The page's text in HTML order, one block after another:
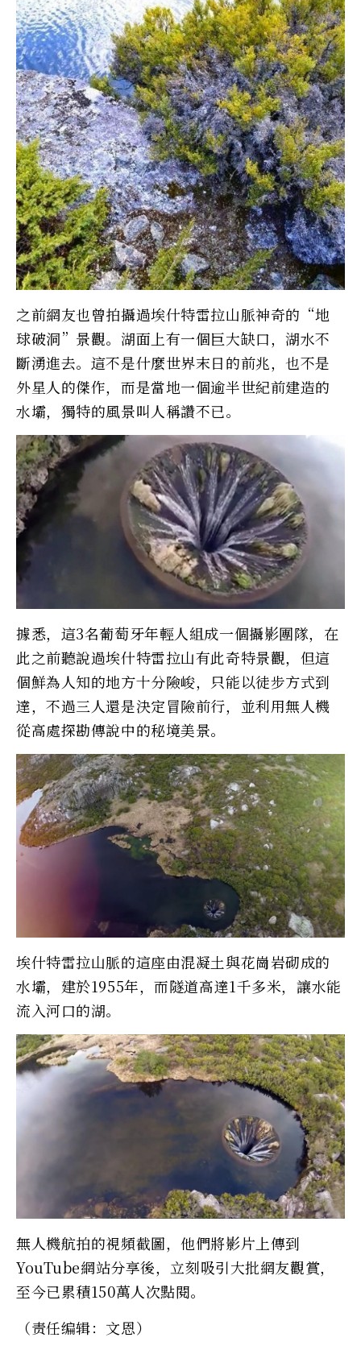
之前網友也曾拍攝過埃什特雷拉山脈神奇的“地
球破洞”景觀。湖面上有一個巨大缺口，湖水不
斷湧進去。這不是什麼世界末日的前兆，也不是
外星人的傑作，而是當地一個逾半世紀前建造的
水壩，獨特的風景叫人稱讚不已。
據悉，這3名葡萄牙年輕人組成一個攝影團隊，在
此之前聽說過埃什特雷拉山有此奇特景觀，但這
個鮮為人知的地方十分險峻，只能以徒步方式到
達，不過三人還是決定冒險前行，並利用無人機
從高處探勘傳說中的秘境美景。
埃什特雷拉山脈的這座由混凝土與花崗岩砌成的
水壩，建於1955年，而隧道高達1千多米，讓水能
流入河口的湖。
無人機航拍的視頻截圖，他們將影片上傳到
YouTube網站分享後，立刻吸引大批網友觀賞，
至今已累積150萬人次點閱。
（责任编辑：文恩）